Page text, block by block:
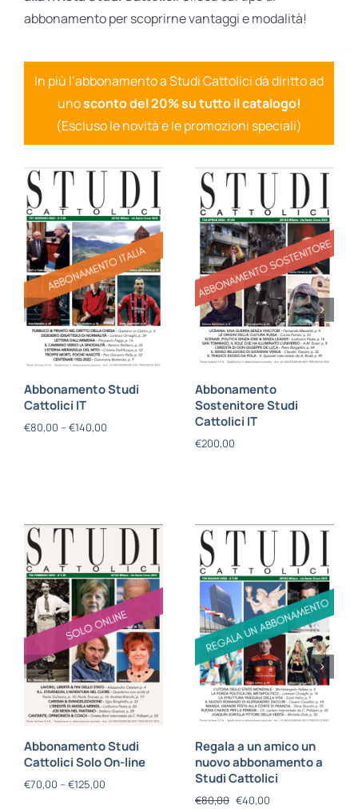
abbonamento per scoprirne vantaggi e modalità!
In più l’abbonamento a Studi Cattolici dà diritto ad
unosconto del 20% su tutto il catalogo!
(Escluso le novità e le promozioni speciali)
Abbonamento Studi
Cattolici IT
€80,00 – €140,00
Abbonamento
Sostenitore Studi
Cattolici IT
€200,00
Abbonamento Studi
Cattolici Solo On-line
€70,00 – €125,00
Regala a un amico un
nuovo abbonamento a
Studi Cattolici
€80,00 €40,00